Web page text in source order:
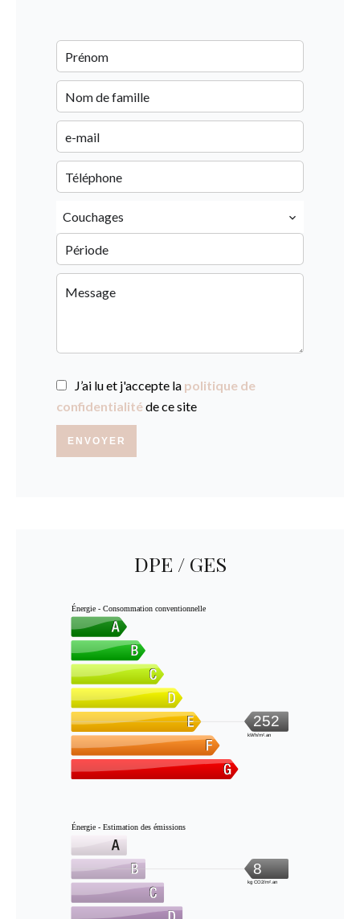
Couchages
J’ai lu et j'accepte la politique de
confidentialitéde ce site
ENVOYER
DPE / GES
Énergie - Consommation conventionnelle
252
kWh/m².an
Énergie - Estimation des émissions
8
kg CO2/m².an